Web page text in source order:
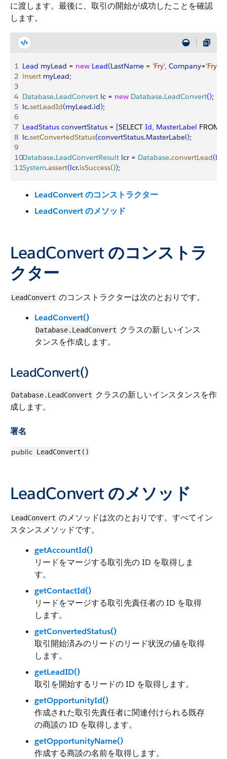
に渡します。最後に、取引の開始が成功したことを確認
します。
1 Lead myLead = new Lead(LastName = 'Fry', Company='Fry
2 insert myLead;
3
4 Database.LeadConvert lc = new Database.LeadConvert();
5 lc.setLeadId(myLead.id);
6
7 LeadStatus convertStatus = [SELECT Id, MasterLabel FROM
8 lc.setConvertedStatus(convertStatus.MasterLabel);
9
10Database.LeadConvertResult lcr = Database.convertLead(lc
11System.assert(lcr.isSuccess());
LeadConvert のコンストラクター
LeadConvert のメソッド
LeadConvert のコンストラ
クター
LeadConvert のコンストラクターは次のとおりです。
LeadConvert()
Database.LeadConvert クラスの新しいインス
タンスを作成します。
LeadConvert()
Database.LeadConvert クラスの新しいインスタンスを作
成します。
署名
public LeadConvert()
LeadConvert のメソッド
LeadConvert のメソッドは次のとおりです。すべてイン
スタンスメソッドです。
getAccountId()
リードをマージする取引先の ID を取得しま
す。
getContactId()
リードをマージする取引先責任者の ID を取得
します。
getConvertedStatus()
取引開始済みのリードのリード状況の値を取得
します。
getLeadID()
取引を開始するリードの ID を取得します。
getOpportunityId()
作成された取引先責任者に関連付けられる既存
の商談の ID を取得します。
getOpportunityName()
作成する商談の名前を取得します。